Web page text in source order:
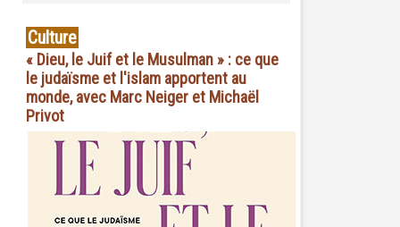
Culture
« Dieu, le Juif et le Musulman » : ce que
le judaïsme et l'islam apportent au
monde, avec Marc Neiger et Michaël
Privot